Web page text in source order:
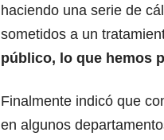
haciendo una serie de
sometidos a un
público, lo que hemos
Finalmente indicó que
en algunos